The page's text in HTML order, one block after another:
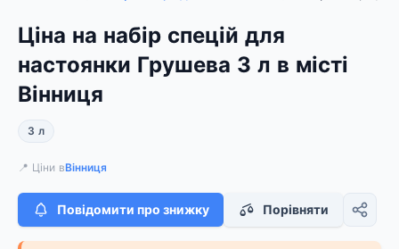
Ціна на набір спецій для
настоянки Грушева 3 л в місті
Вінниця
3 л
📍 Ціни вВінниця
Повідомити про знижку Порівняти